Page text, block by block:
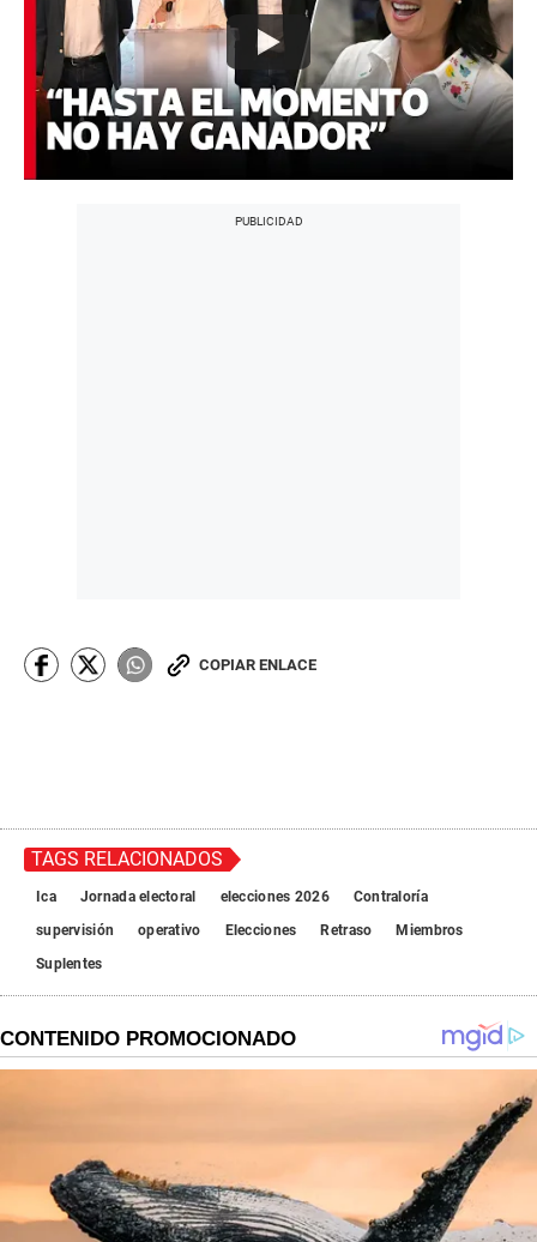
COPIAR ENLACE
TAGS RELACIONADOS
Ica Jornada electoral elecciones 2026
Contraloría
supervisión
operativo Elecciones Retraso
Miembros
Suplentes